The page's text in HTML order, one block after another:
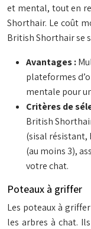
et mental, tout en
Shorthair. Le coût
British Shorthair se
Avantages :
plateformes
mentale pour
Critères de
British
(sisal résistant,
(au moins 3),
votre chat.
Poteaux à griffer
Les poteaux à
les arbres à chat.